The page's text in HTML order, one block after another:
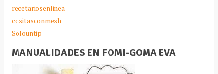
recetariosenlinea
cositasconmesh
Solountip
MANUALIDADES EN FOMI-GOMA EVA